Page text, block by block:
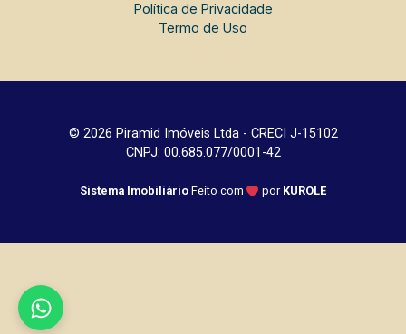
Política de Privacidade
Termo de Uso
© 2026 Piramid Imóveis Ltda - CRECI J-15102
CNPJ: 00.685.077/0001-42
Sistema Imobiliário Feito com por KUROLE